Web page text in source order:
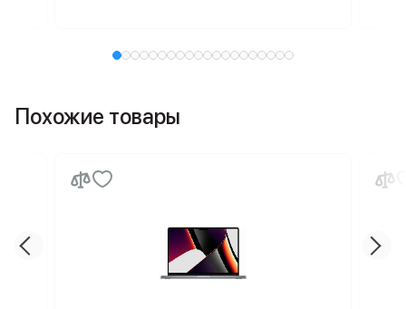
Похожие товары